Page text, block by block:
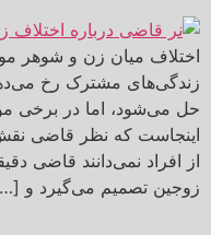
اختلاف میان زن و شوهر
زندگی‌های مشترک رخ
حل می‌شود، اما در برخی
اینجاست که نظر قاضی نقش
از افراد نمی‌دانند قاضی
زوجین تصمیم می‌گیرد و